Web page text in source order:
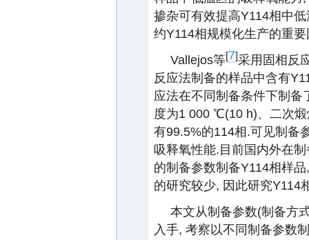
掺杂可有效提高Y114相中
约Y114相规模化生产的重
Vallejos等[7]采用固相反
反应法制备的样品中含有
应法在不同制备条件下制备
度为1 000 ℃(10 h)、二次
有99.5%的114相.可见制备
吸释氧性能.目前国内外在
的制备参数制备Y114相样
的研究较少, 因此研究Y114
本文从制备参数(制备方
入手, 考察以不同制备参数